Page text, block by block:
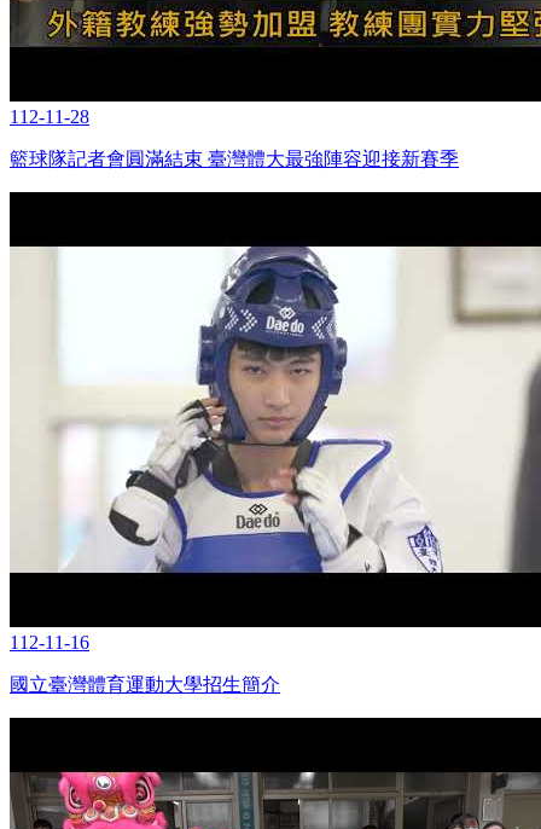
112-11-28
籃球隊記者會圓滿結束 臺灣體大最強陣容迎接新賽季
112-11-16
國立臺灣體育運動大學招生簡介